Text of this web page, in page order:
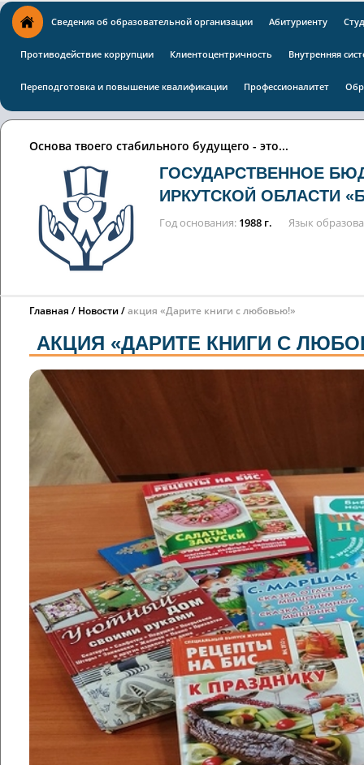
Сведения об образовательной организации Абитуриенту
Противодействие коррупции Клиентоцентричность Внутренняя
Переподготовка и повышение квалификации Профессионалитет
Основа твоего стабильного будущего - это...
ГОСУДАРСТВЕННОЕ
ИРКУТСКОЙ ОБЛАСТИ
Год основания 1988 г. Язык
Главная Новости акция «Дарите книги с любовью!»
АКЦИЯ «ДАРИТЕ КНИГИ С